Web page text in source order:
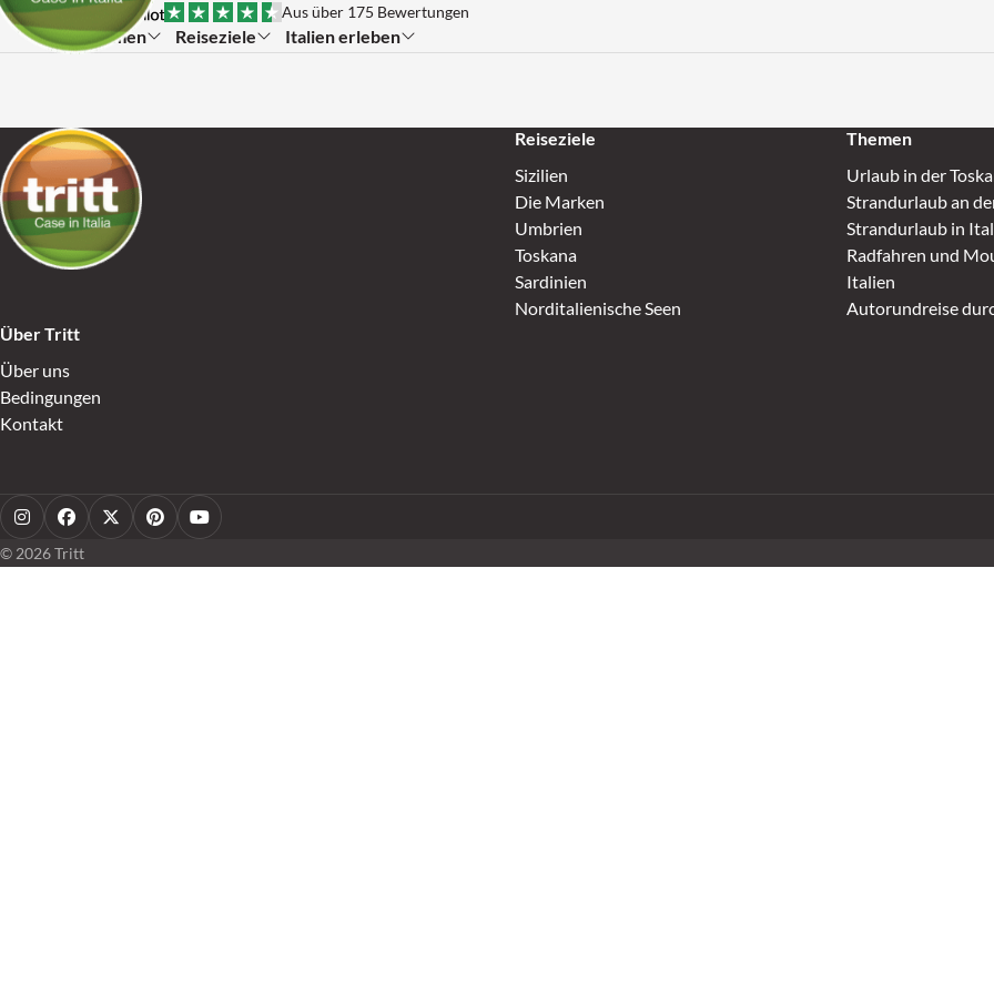
Skip to content
Submenu:
Themen Submenu:
Reiseziele Submenu:
Italien erleben
Aus über 175 Bewertungen
Go to Home
Über Tritt
Über uns
Bedingungen
Kontakt
Reiseziele
Sizilien
Die Marken
Umbrien
Toskana
Sardinien
Norditalienische Seen
Themen
Urlaub in der
Strandurlaub an
Strandurlaub in
Radfahren und
Italien
Autorundreise
InstagramFacebook
X PinterestYouTube
© 2026 Tritt